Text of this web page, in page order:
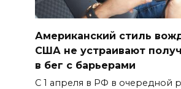
Американский стиль
США не устраивают
в бег с барьерами
С 1 апреля в РФ в очередной